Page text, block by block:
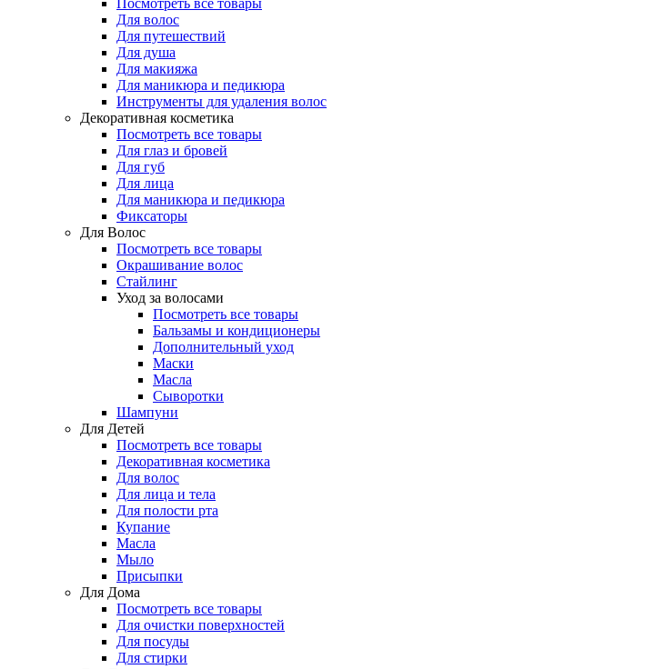
Посмотреть все товары
Для волос
Для путешествий
Для душа
Для макияжа
Для маникюра и педикюра
Инструменты для удаления волос
Декоративная косметика
Посмотреть все товары
Для глаз и бровей
Для губ
Для лица
Для маникюра и педикюра
Фиксаторы
Для Волос
Посмотреть все товары
Окрашивание волос
Стайлинг
Уход за волосами
Посмотреть все товары
Бальзамы и кондиционеры
Дополнительный уход
Маски
Масла
Сыворотки
Шампуни
Для Детей
Посмотреть все товары
Декоративная косметика
Для волос
Для лица и тела
Для полости рта
Купание
Масла
Мыло
Присыпки
Для Дома
Посмотреть все товары
Для очистки поверхностей
Для посуды
Для стирки